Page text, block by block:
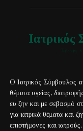
Ιατρικός
Ο Ιατρικός Σύμβουλος
θέματα υγείας,
ευ ζην και με σεβασμό
για ιατρικά θέματα και
επιστήμονες και